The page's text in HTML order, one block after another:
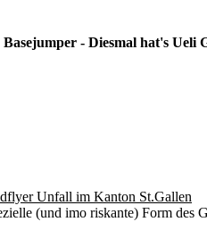
- Diesmal hat's Ueli
Unfall im Kanton St.Gallen
(und imo riskante) Form